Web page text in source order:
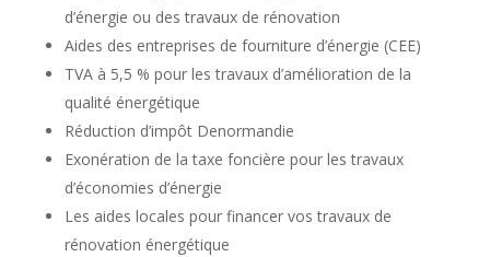
d’énergie ou des travaux de rénovation
Aides des entreprises de fourniture d’énergie (CEE)
TVA à 5,5 % pour les travaux d’amélioration de la
qualité énergétique
Réduction d’impôt Denormandie
Exonération de la taxe foncière pour les travaux
d’économies d’énergie
Les aides locales pour financer vos travaux de
rénovation énergétique